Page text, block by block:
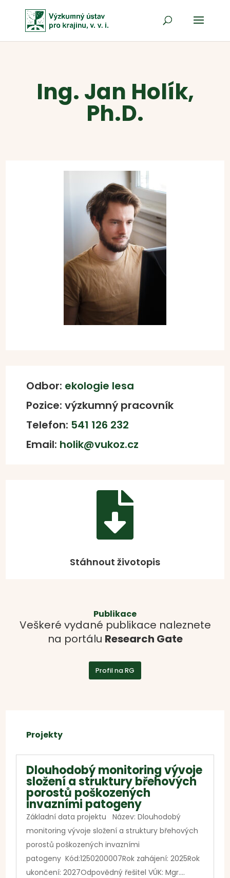
Ing. Jan Holík,
Ph.D.
Odbor: ekologie lesa
Pozice: výzkumný pracovník
Telefon: 541 126 232
Email: holik@vukoz.cz

Stáhnout životopis
Publikace
Veškeré vydané publikace naleznete
na portálu Research Gate
Profil na RG
Projekty
Dlouhodobý monitoring vývoje
složení a struktury břehových
porostů poškozených
invazními patogeny
Základní data projektu Název: Dlouhodobý
monitoring vývoje složení a struktury břehových
porostů poškozených invazními
patogeny Kód:1250200007Rok zahájení: 2025Rok
ukončení: 2027Odpovědný řešitel VÚK: Mgr....